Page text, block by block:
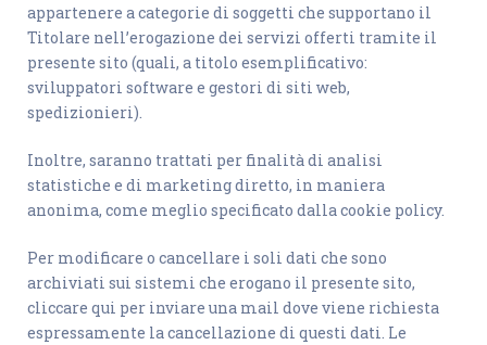
appartenere a categorie di soggetti che supportano il
Titolare nell’erogazione dei servizi offerti tramite il
presente sito (quali, a titolo esemplificativo:
sviluppatori software e gestori di siti web,
spedizionieri).
Inoltre, saranno trattati per finalità di analisi
statistiche e di marketing diretto, in maniera
anonima, come meglio specificato dalla cookie policy.
Per modificare o cancellare i soli dati che sono
archiviati sui sistemi che erogano il presente sito,
cliccare qui per inviare una mail dove viene richiesta
espressamente la cancellazione di questi dati. Le